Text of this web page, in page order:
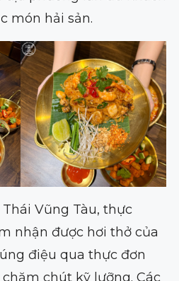
món hải sản.
Vũng Tàu, thực
nhận được hơi thở của
điệu qua thực đơn
chút kỹ lưỡng. Các